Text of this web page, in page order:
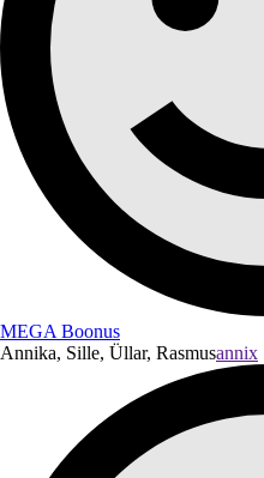
MEGA Boonus
Annika, Sille, Üllar, Rasmusannix